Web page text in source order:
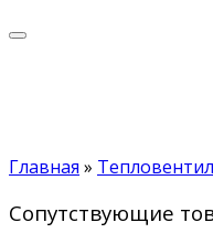
Главная »
Сопутствующие